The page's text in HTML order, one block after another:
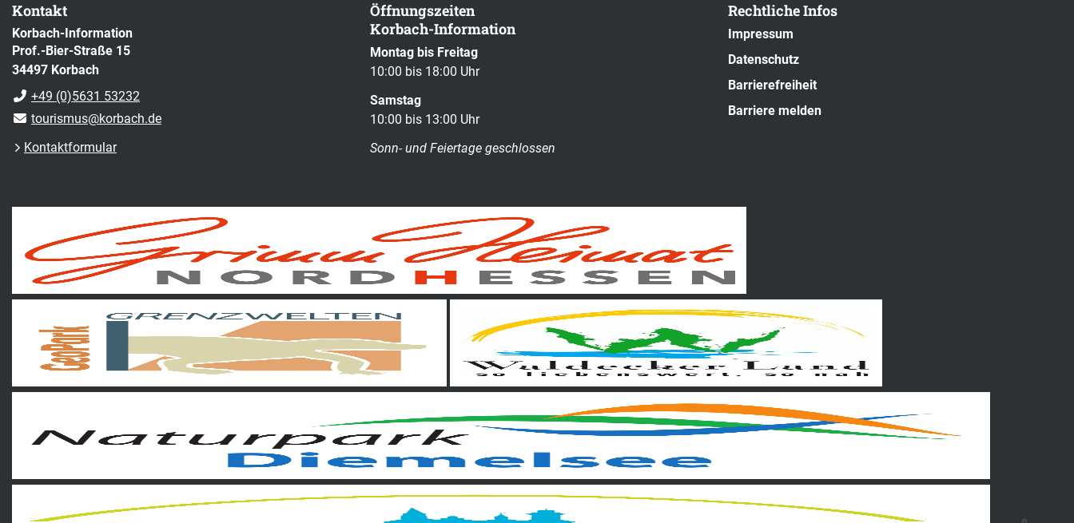
Kontakt
Korbach-Information
Prof.-Bier-Straße 15
34497 Korbach
+49 (0)5631 53232
tourismus@korbach.de
Kontaktformular
Öffnungszeiten
Korbach-Information
Montag bis Freitag
10:00 bis 18:00 Uhr
Samstag
10:00 bis 13:00 Uhr
Sonn- und Feiertage geschlossen
Rechtliche Infos
Impressum
Datenschutz
Barrierefreiheit
Barriere melden